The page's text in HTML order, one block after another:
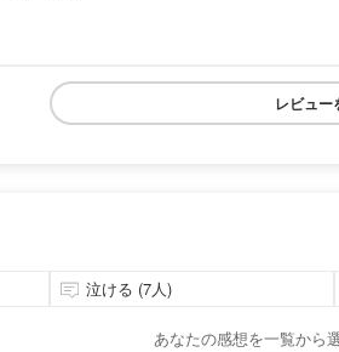
レビュー
泣ける (7人)
あなたの感想を一覧から